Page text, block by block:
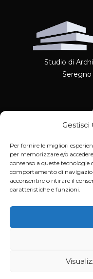
Gestisci
Per fornire le migliori
per memorizzare e/o
consenso a queste
comportamento di
acconsentire o ritirare il
caratteristiche e funzioni.
Studio di
Seregno
© 2023 General